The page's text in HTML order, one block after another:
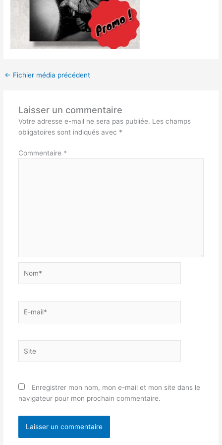
← Fichier média précédent
Laisser un commentaire
Votre adresse e-mail ne sera pas publiée. Les champs
obligatoires sont indiqués avec *
Commentaire *
mail*
Enregistrer mon nom, mon e-mail et mon site dans le
navigateur pour mon prochain commentaire.